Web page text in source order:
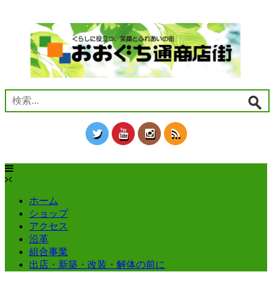
キ
ッ
検
索:
ホーム
ショップ
アクセス
沿革
組合事業
出店・新築・改装・解体の前に